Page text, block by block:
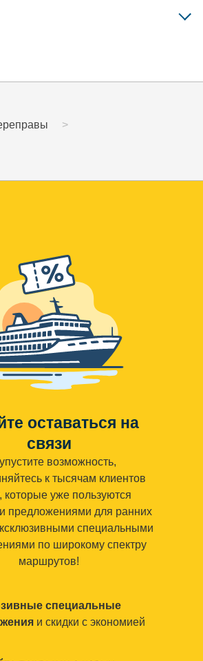
связи
возможность,
к тысячам клиентов
которые уже пользуются
предложениями для ранних
специальными
по широкому спектру
маршрутов!
специальные
и скидки с экономией